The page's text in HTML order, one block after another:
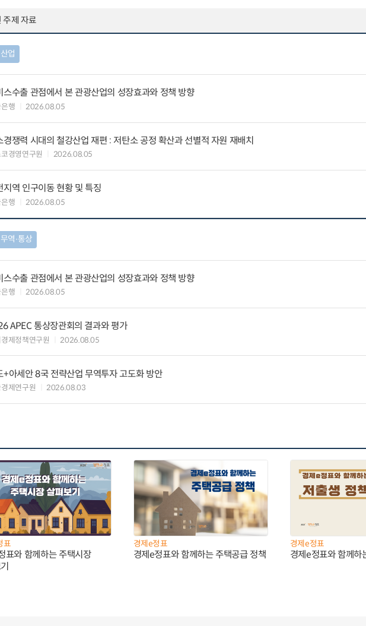
주제 자료
산업
스수출 관점에서 본 관광산업의 성장효과와 정책 방향
행 2026.08.05
경쟁력 시대의 철강산업 재편 : 저탄소 공정 확산과 선별적 자원 재배치
경영연구원 2026.08.05
지역 인구이동 현황 및 특징
행 2026.08.05
무역∙통상
스수출 관점에서 본 관광산업의 성장효과와 정책 방향
행 2026.08.05
APEC 통상장관회의 결과와 평가
제정책연구원 2026.08.05
+아세안 8국 전략산업 무역투자 고도화 방안
경제연구원 2026.08.03
표
표와 함께하는 주택시장
경제e정표
경제e정표와 함께하는 주택공급 정책
경제e정표
경제e정표와 함께하